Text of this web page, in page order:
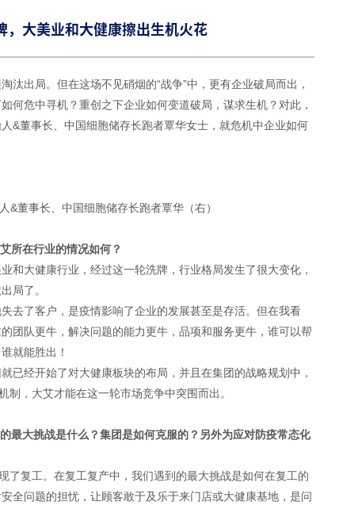
，大美业和大健康擦出生机火花
出局。但在这场不见硝烟的“战争”中，更有企业破局而出，
何危中寻机？重创之下企业如何变道破局，谋求生机？对此，
&董事长、中国细胞储存长跑者覃华女士，就危机中企业如何
&董事长、中国细胞储存长跑者覃华（右）
所在行业的情况如何？
和大健康行业，经过这一轮洗牌，行业格局发生了很大变化，
局了。
去了客户，是疫情影响了企业的发展甚至是存活。但在我看
团队更牛，解决问题的能力更牛，品项和服务更牛，谁可以帮
就能胜出！
已经开始了对大健康板块的布局，并且在集团的战略规划中，
制，大艾才能在这一轮市场竞争中突围而出。
最大挑战是什么？集团是如何克服的？另外为应对防疫常态化
了复工。在复工复产中，我们遇到的最大挑战是如何在复工的
问题的担忧，让顾客敢于及乐于来门店或大健康基地，是问